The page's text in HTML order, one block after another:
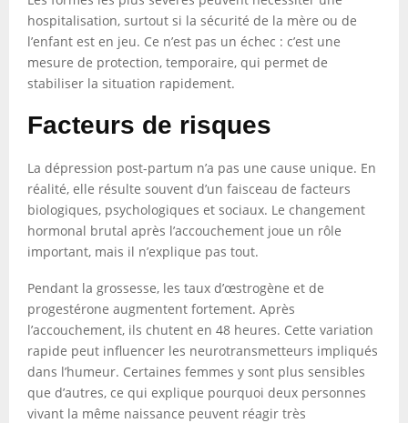
hospitalisation, surtout si la sécurité de la mère ou de
l’enfant est en jeu. Ce n’est pas un échec : c’est une
mesure de protection, temporaire, qui permet de
stabiliser la situation rapidement.
Facteurs de risques
La dépression post-partum n’a pas une cause unique. En
réalité, elle résulte souvent d’un faisceau de facteurs
biologiques, psychologiques et sociaux. Le changement
hormonal brutal après l’accouchement joue un rôle
important, mais il n’explique pas tout.
Pendant la grossesse, les taux d’œstrogène et de
progestérone augmentent fortement. Après
l’accouchement, ils chutent en 48 heures. Cette variation
rapide peut influencer les neurotransmetteurs impliqués
dans l’humeur. Certaines femmes y sont plus sensibles
que d’autres, ce qui explique pourquoi deux personnes
vivant la même naissance peuvent réagir très